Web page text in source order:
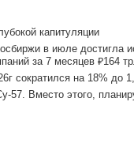
капитуляции
в июле достигла
за 7 месяцев ₽164
сократился на 18%
57. Вместо этого,